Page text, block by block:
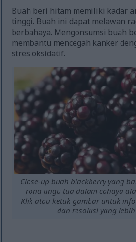
Buah beri hitam memiliki kadar
tinggi. Buah ini dapat melawan
berbahaya. Mengonsumsi buah
membantu mencegah kanker
stres oksidatif.
Close-up buah blackberry yang
rona ungu tua dalam cahaya
Klik atau ketuk gambar untuk
dan resolusi yang